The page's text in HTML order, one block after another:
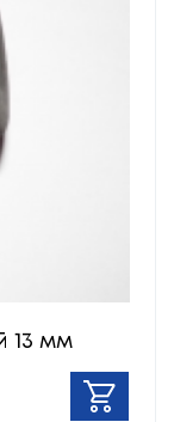
13 мм